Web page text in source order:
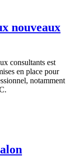
nouveaux
consultants est
en place pour
notamment